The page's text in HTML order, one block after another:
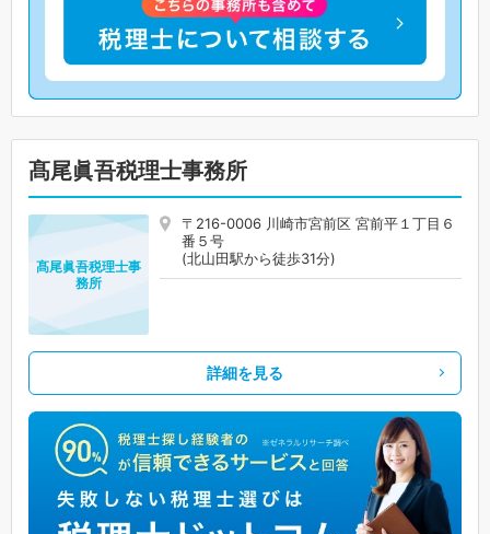
髙尾眞吾税理士事務所
〒216-0006 川崎市宮前区 宮前平１丁目６
番５号
(北山田駅から徒歩31分)
髙尾眞吾税理士事
務所
詳細を見る